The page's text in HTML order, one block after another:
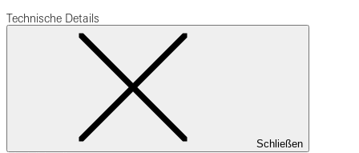
Technische Details
Schließen